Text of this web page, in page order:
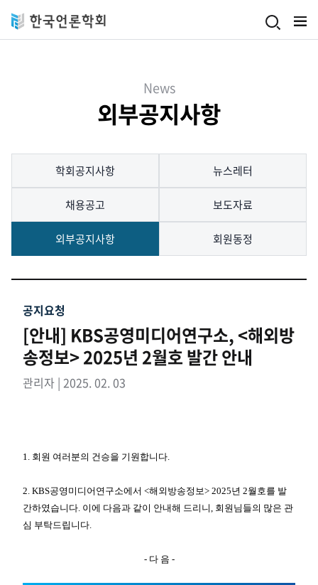
News
외부공지사항
학회공지사항 뉴스레터
채용공고 보도자료
외부공지사항 회원동정
공지요청
[안내] KBS공영미디어연구소, <해외방
송정보> 2025년 2월호 발간 안내
관리자 | 2025. 02. 03
1. 회원 여러분의 건승을 기원합니다.
2. KBS공영미디어연구소에서 <해외방송정보> 2025년 2월호를 발
간하였습니다. 이에 다음과 같이 안내해 드리니, 회원님들의 많은 관
심 부탁드립니다.
- 다 음 -